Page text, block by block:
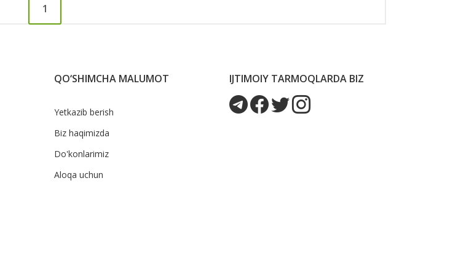
1
QO‘SHIMCHA MALUMOT
Yetkazib berish
Biz haqimizda
Do'konlarimiz
Aloqa uchun
IJTIMOIY TARMOQLARDA BIZ